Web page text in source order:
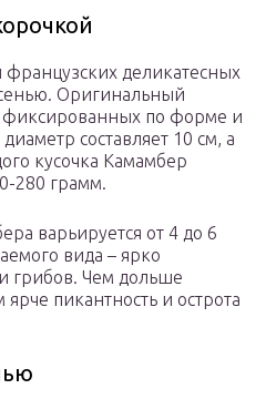
деликатесных
Оригинальный
фиксированных по форме и
составляет 10 см, а
кусочка Камамбер
280 грамм.
варьируется от 4 до 6
вида – ярко
грибов. Чем дольше
пикантность и острота